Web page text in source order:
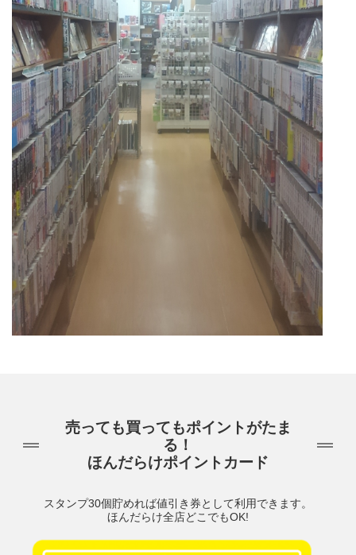
売っても買ってもポイントがたま
る！
ほんだらけポイントカード
スタンプ30個貯めれば値引き券として利用できます。
ほんだらけ全店どこでもOK!